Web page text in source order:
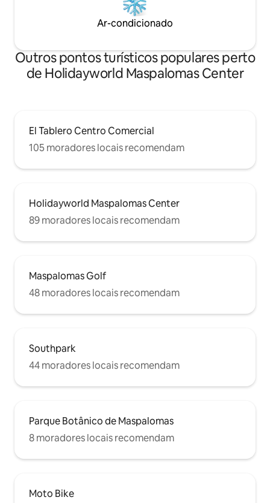
Ar-condicionado
Outros pontos turísticos populares perto
de Holidayworld Maspalomas Center
El Tablero Centro Comercial
105 moradores locais recomendam
Holidayworld Maspalomas Center
89 moradores locais recomendam
Maspalomas Golf
48 moradores locais recomendam
Southpark
44 moradores locais recomendam
Parque Botânico de Maspalomas
8 moradores locais recomendam
Moto Bike